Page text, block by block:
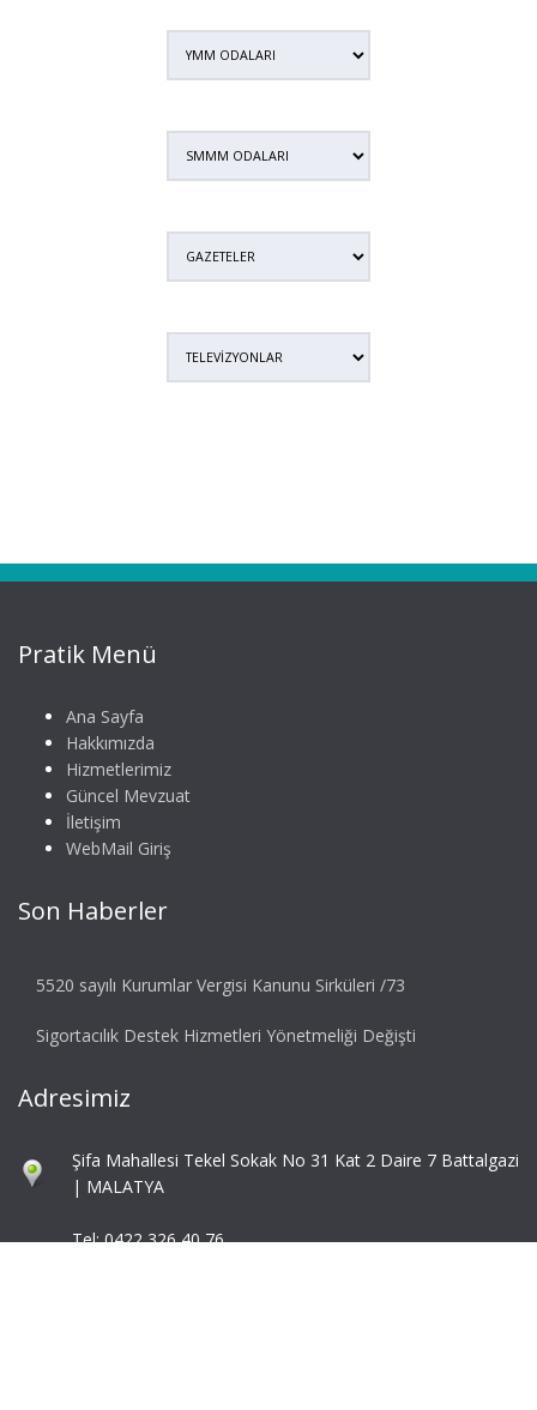
Pratik Menü
Ana Sayfa
Hakkımızda
Hizmetlerimiz
Güncel Mevzuat
İletişim
WebMail Giriş
Son Haberler
5520 sayılı Kurumlar Vergisi Kanunu Sirküleri /73
Sigortacılık Destek Hizmetleri Yönetmeliği Değişti
Adresimiz
Şifa Mahallesi Tekel Sokak No 31 Kat 2 Daire 7 Battalgazi
| MALATYA
Tel: 0422 326 40 76